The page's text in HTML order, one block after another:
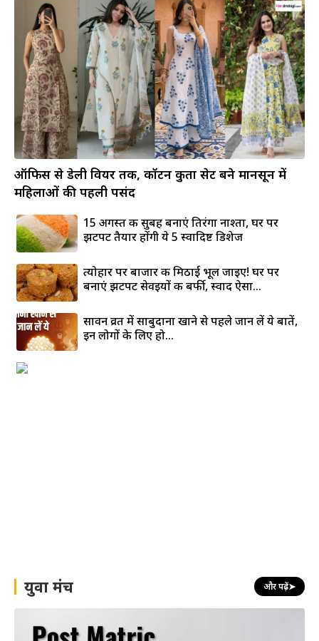
ऑफिस से डेली वियर तक, कॉटन कुर्ता सेट बने मानसून में
महिलाओं की पहली पसंद
15 अगस्त की सुबह बनाएं तिरंगा नाश्ता, घर पर
झटपट तैयार होंगी ये 5 स्वादिष्ट डिशेज
त्योहार पर बाजार की मिठाई भूल जाइए! घर पर
बनाएं झटपट सेवइयों की बर्फी, स्वाद ऐसा...
सावन व्रत में साबुदाना खाने से पहले जान लें ये बातें,
इन लोगों के लिए हो...
युवा मंच और पढ़ें➤